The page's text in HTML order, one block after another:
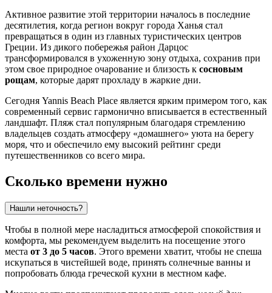
Активное развитие этой территории началось в последние
десятилетия, когда регион вокруг города Ханья стал
превращаться в один из главных туристических центров
Греции. Из дикого побережья район Дарцос
трансформировался в ухоженную зону отдыха, сохранив при
этом свое природное очарование и близость к сосновым
рощам, которые дарят прохладу в жаркие дни.
Сегодня Yannis Beach Place является ярким примером того, как
современный сервис гармонично вписывается в естественный
ландшафт. Пляж стал популярным благодаря стремлению
владельцев создать атмосферу «домашнего» уюта на берегу
моря, что и обеспечило ему высокий рейтинг среди
путешественников со всего мира.
Сколько времени нужно
Нашли неточность?
Чтобы в полной мере насладиться атмосферой спокойствия и
комфорта, мы рекомендуем выделить на посещение этого
места от 3 до 5 часов. Этого времени хватит, чтобы не спеша
искупаться в чистейшей воде, принять солнечные ванны и
попробовать блюда греческой кухни в местном кафе.